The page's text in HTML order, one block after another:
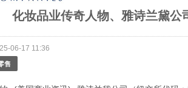
化妆品业传奇人物、雅诗兰黛
06-17 11:36
售